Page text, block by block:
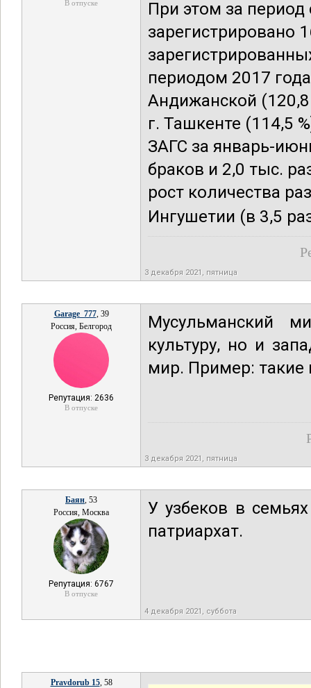
В отпуске
При этом за
зарегистрировано
периодом 2017
Андижанской (120,8
г. Ташкенте (114,5
ЗАГС за январь-
браков и 2,0 тыс.
рост количества
Ингушетии (в 3,5
3 декабря 2021, пятница
Garage_777, 39
Россия, Белгород
Репутация: 2636
В отпуске
Мусульманский
культуру, но и
мир. Пример: такие
3 декабря 2021, пятница
Баян, 53
Россия, Москва
Репутация: 6767
В отпуске
У узбеков в
патриархат.
4 декабря 2021, суббота
Pravdorub 15, 58